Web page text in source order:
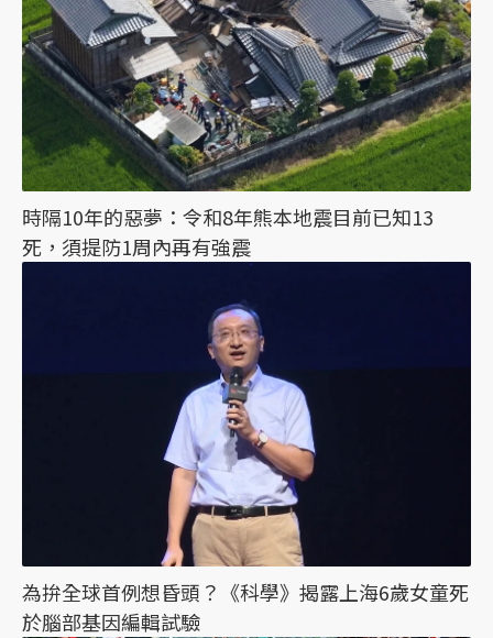
時隔10年的惡夢：令和8年熊本地震目前已知13
死，須提防1周內再有強震
為拚全球首例想昏頭？《科學》揭露上海6歲女童死
於腦部基因編輯試驗